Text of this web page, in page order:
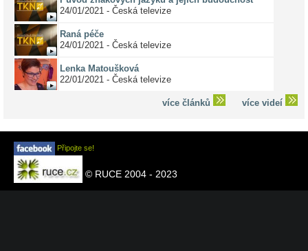
24/01/2021 - Česká televize
Raná péče
24/01/2021 - Česká televize
Lenka Matoušková
22/01/2021 - Česká televize
více článků více videí
Připojte se!
© RUCE 2004 - 2023